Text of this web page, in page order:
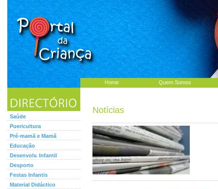
Home Quem Somos
Saúde
Puericultura
Pré-mamã e Mamã
Educação
Desenvolv. Infantil
Desporto
Festas Infantis
Material Didáctico
Notícias